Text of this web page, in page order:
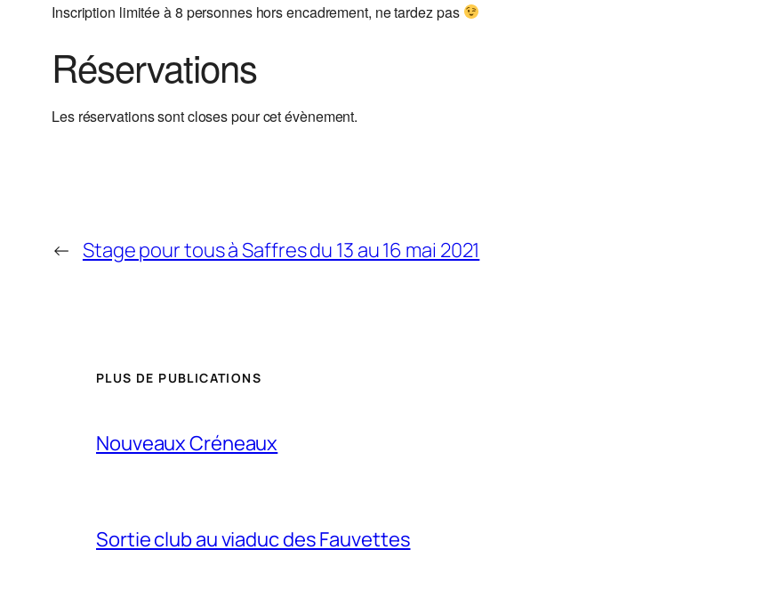
Inscription limitée à 8 personnes hors encadrement, ne tardez pas
Réservations
Les réservations sont closes pour cet évènement.
← Stage pour tous à Saffres du 13 au 16 mai 2021
PLUS DE PUBLICATIONS
Nouveaux Créneaux
Sortie club au viaduc des Fauvettes